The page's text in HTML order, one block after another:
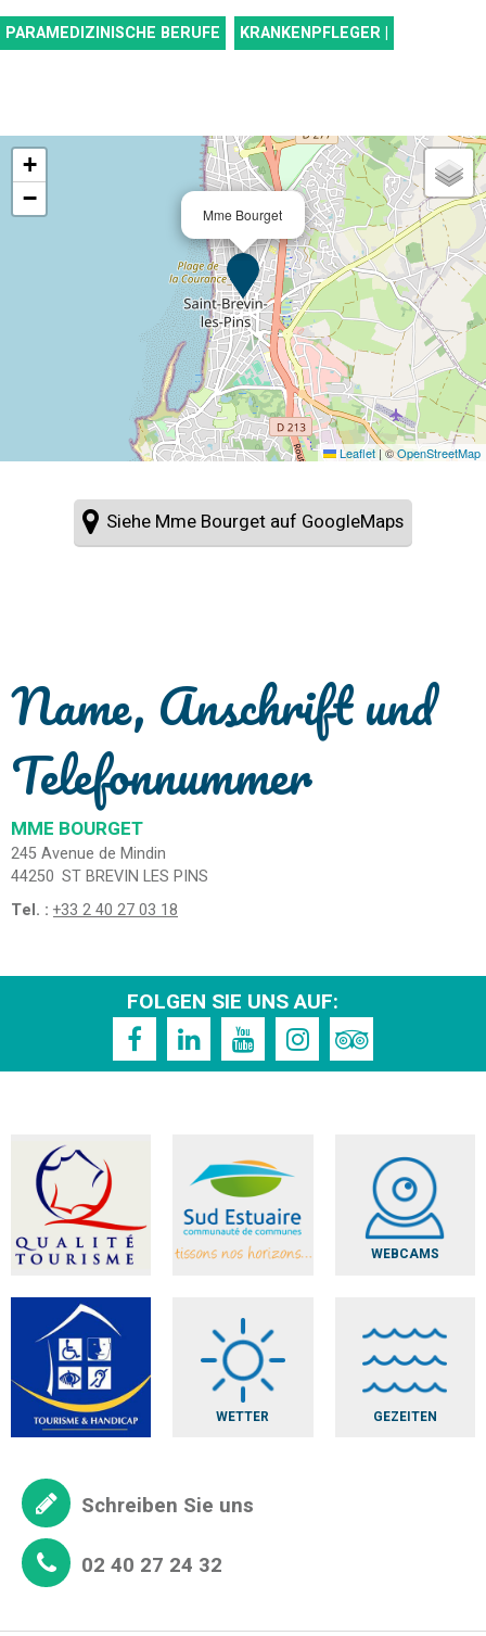
PARAMEDIZINISCHE BERUFE KRANKENPFLEGER |
Mme Bourget
+
−
Leaflet|©OpenStreetMap
Siehe Mme Bourget auf GoogleMaps
Name, Anschrift und
Telefonnummer
MME BOURGET
245 Avenue de Mindin
44250 ST BREVIN LES PINS
Tel. : +33 2 40 27 03 18
FOLGEN SIE UNS AUF:
WEBCAMS
WETTER GEZEITEN
Schreiben Sie uns
02 40 27 24 32